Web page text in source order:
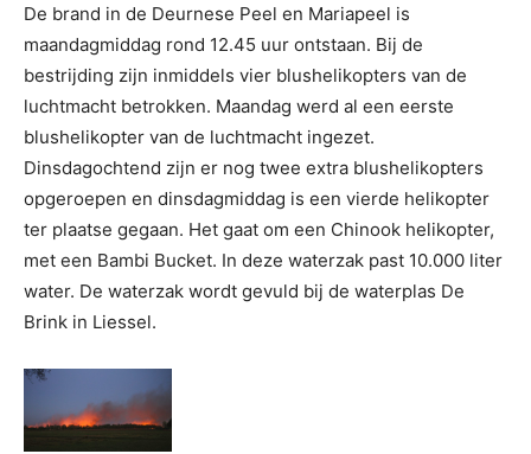
De brand in de Deurnese Peel en Mariapeel is
maandagmiddag rond 12.45 uur ontstaan. Bij de
bestrijding zijn inmiddels vier blushelikopters van de
luchtmacht betrokken. Maandag werd al een eerste
blushelikopter van de luchtmacht ingezet.
Dinsdagochtend zijn er nog twee extra blushelikopters
opgeroepen en dinsdagmiddag is een vierde helikopter
ter plaatse gegaan. Het gaat om een Chinook helikopter,
met een Bambi Bucket. In deze waterzak past 10.000 liter
water. De waterzak wordt gevuld bij de waterplas De
Brink in Liessel.